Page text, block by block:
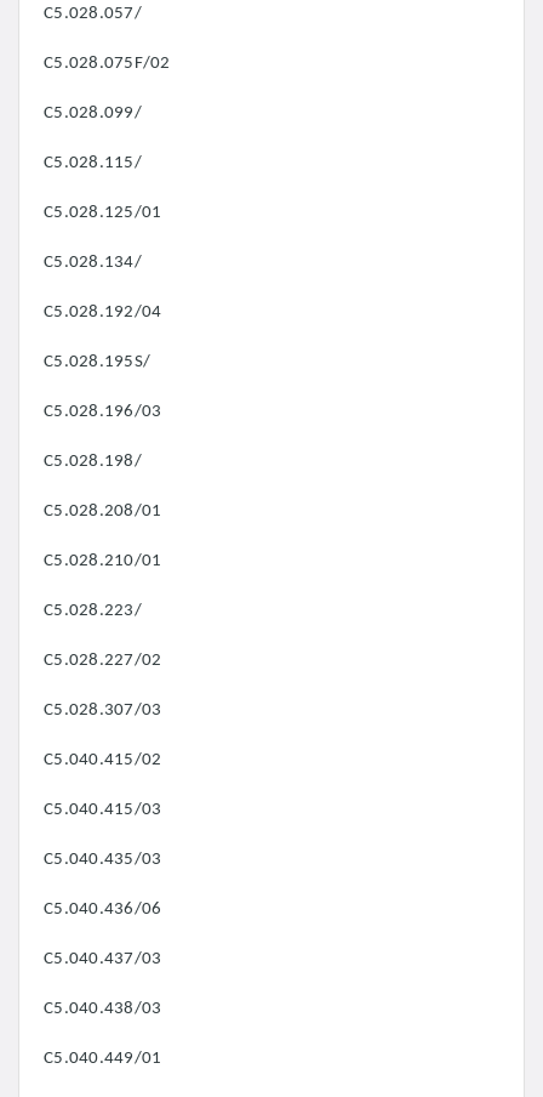
C5.028.057/
C5.028.075F/02
C5.028.099/
C5.028.115/
C5.028.125/01
C5.028.134/
C5.028.192/04
C5.028.195S/
C5.028.196/03
C5.028.198/
C5.028.208/01
C5.028.210/01
C5.028.223/
C5.028.227/02
C5.028.307/03
C5.040.415/02
C5.040.415/03
C5.040.435/03
C5.040.436/06
C5.040.437/03
C5.040.438/03
C5.040.449/01